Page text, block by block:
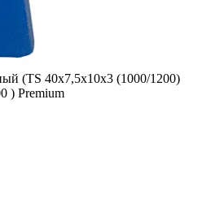
(TS 40x7,5x10x3 (1000/1200)
) Premium